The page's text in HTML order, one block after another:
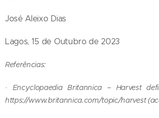
José Aleixo Dias
Lagos, 15 de Outubro de 2023
Referências:
· Encyclopaedia Britannica – Harvest
https://www.britannica.com/topic/harvest